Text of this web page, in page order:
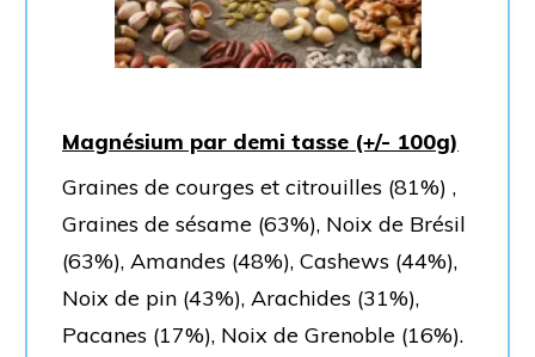
Magnésium par demi tasse (+/- 100g)
Graines de courges et citrouilles (81%) ,
Graines de sésame (63%), Noix de Brésil
(63%), Amandes (48%), Cashews (44%),
Noix de pin (43%), Arachides (31%),
Pacanes (17%), Noix de Grenoble (16%).